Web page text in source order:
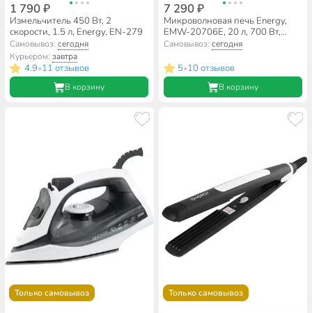
1 790 ₽
Измельчитель 450 Вт, 2
скорости, 1.5 л, Energy, EN-279
Самовывоз:сегодня
Курьером:завтра
4.9•11 отзывов
В корзину
7 290 ₽
Микроволновая печь Energy,
EMW-20706E, 20 л, 700 Вт,
электронная, 5 уровней
мощности, белая
Самовывоз: сегодня
5•10 отзывов
В корзину
Только самовывоз Только самовывоз